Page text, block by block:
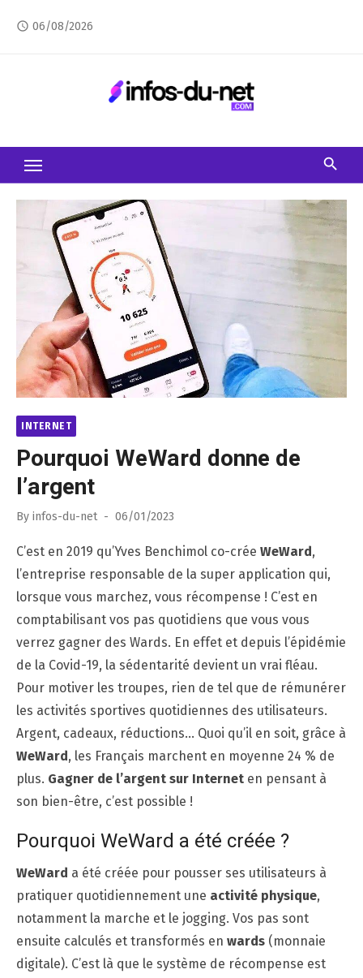
access_time 06/08/2026
INTERNET
Pourquoi WeWard donne de
l’argent
By infos-du-net
Posted
06/01/2023
C’est en 2019 qu’Yves Benchimol co-crée WeWard ,
l’entreprise responsable de la super application qui,
lorsque vous marchez, vous récompense ! C’est en
comptabilisant vos pas quotidiens que vous vous
verrez gagner des Wards. En effet et depuis l’épidémie
de la Covid-19, la sédentarité devient un vrai fléau.
Pour motiver les troupes, rien de tel que de rémunérer
les activités sportives quotidiennes des utilisateurs.
Argent, cadeaux, réductions… Quoi qu’il en soit, grâce à
WeWard , les Français marchent en moyenne 24 % de
plus. Gagner de l’argent sur Internet en pensant à
son bien-être, c’est possible !
Pourquoi WeWard a été créée ?
WeWard a été créée pour pousser ses utilisateurs à
pratiquer quotidiennement une activité physique,
notamment la marche et le jogging. Vos pas sont
ensuite calculés et transformés en wards (monnaie
digitale). C’est là que le système de récompense est